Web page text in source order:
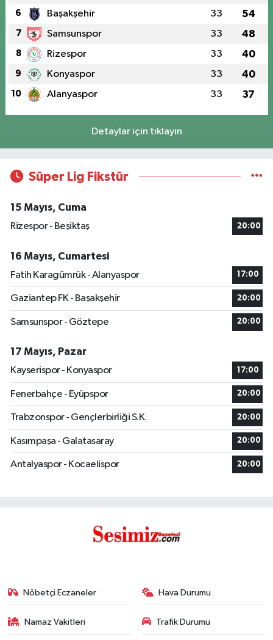
6 Başakşehir 33 54
7 Samsunspor 33 48
8 Rizespor 33 40
9 Konyaspor 33 40
10 Alanyaspor 33 37
Detaylar için tıklayın
Süper Lig Fikstür
15 Mayıs, Cuma
Rizespor - Beşiktaş
20:00
16 Mayıs, Cumartesi
Fatih Karagümrük - Alanyaspor
17:00
Gaziantep FK - Başakşehir 20:00
Samsunspor - Göztepe 20:00
17 Mayıs, Pazar
Kayserispor - Konyaspor
17:00
Fenerbahçe - Eyüpspor 20:00
Trabzonspor - Gençlerbirliği S.K. 20:00
Kasımpaşa - Galatasaray 20:00
Antalyaspor - Kocaelispor 20:00
Nöbetçi Eczaneler Hava Durumu
Namaz Vakitleri Trafik Durumu